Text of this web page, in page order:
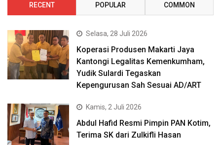
RECENT POPULAR COMMON
Selasa, 28 Juli 2026
Koperasi Produsen Makarti Jaya
Kantongi Legalitas Kemenkumham,
Yudik Sulardi Tegaskan
Kepengurusan Sah Sesuai AD/ART
Kamis, 2 Juli 2026
Abdul Hafid Resmi Pimpin PAN Kotim,
Terima SK dari Zulkifli Hasan